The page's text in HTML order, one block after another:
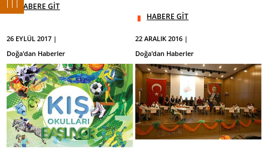
HABERE GİT
HABERE GİT
26 EYLÜL 2017 |
Doğa'dan Haberler
22 ARALIK 2016 |
Doğa'dan Haberler